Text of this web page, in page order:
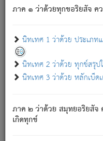
ภาค ๑ ว่าด้วยทุกขอริยสัจ ค
นิทเทศ 1 ว่าด้วย ประเภท
นิทเทศ 2 ว่าด้วย ทุกข์สรุ
นิทเทศ 3 ว่าด้วย หลักเบ็ด
ภาค ๒ ว่าด้วย สมุทยอริยสัจ
เกิดทุกข์
ภพ ว่ามีได้เพราะวิภพ[2]: เร
ปวงนั้น ก็ยังสลัดภพออกไปไม่ไ
ก็ทุกข์นี้มีขึ้น เพราะอาศัย
เพราะความสิ้นไปแห่งอุป
ทุกข์จึงไม่มี.
ท่านจงดูโลกนี้เถิด (จะเห็
แน่นบังหนาแล้ว; และว่า สัต
อันเป็นไปในที่หรือเวลาทั้งปวง
ประการทั้งปวง; ภพทั้งหลา
ความแปรปรวนเป็นธรรมดา.